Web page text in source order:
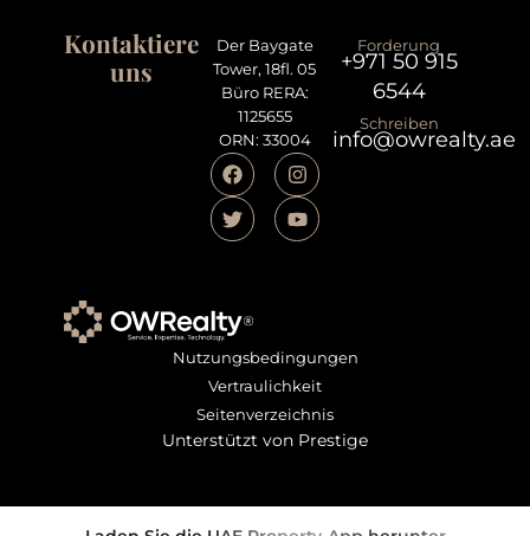
Kontaktiere
uns
Der Baygate
Tower, 18fl. 05
Büro RERA:
1125655
ORN: 33004
Forderung
+971 50 915
6544
Schreiben
info@owrealty.ae
Nutzungsbedingungen
Vertraulichkeit
Seitenverzeichnis
Unterstützt von Prestige